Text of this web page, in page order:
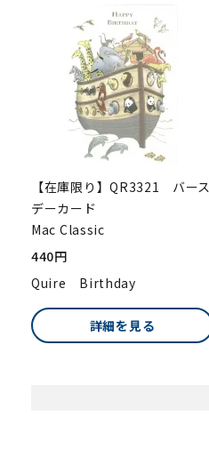
【在庫限り】QR3321 バース
デーカード
Mac Classic
440円
Quire Birthday
詳細を見る